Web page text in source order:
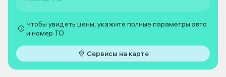
Чтобы увидеть цены, укажите полные параметры авто
и номер ТО
Сервисы на карте